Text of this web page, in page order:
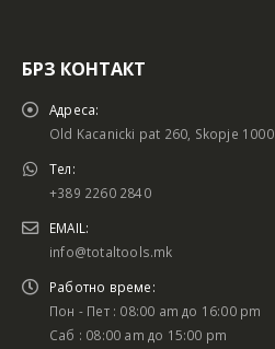
БРЗ КОНТАКТ
Адреса:
Old Kacanicki pat 260, Skopje 1000
Тел:
+389 2260 2840
EMAIL:
info@totaltools.mk
Работно време:
Пон - Пет : 08:00 am до 16:00 pm
Саб : 08:00 am до 15:00 pm